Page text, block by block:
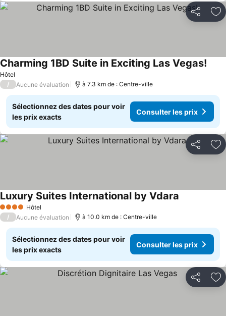
Partager
Hôtel
Charming 1BD Suite in Exciting Las Vegas!
/ Aucune évaluation à 7.3 km de : Centre-ville
Sélectionnez des dates pour voir
les prix exacts
Consulter les prix
Partager
4 Étoiles Hôtel
Luxury Suites International by Vdara
/ Aucune évaluation à 10.0 km de : Centre-ville
Sélectionnez des dates pour voir
les prix exacts
Consulter les prix
Partager